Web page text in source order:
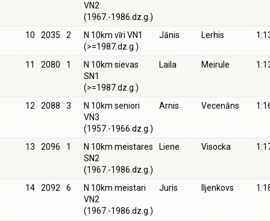
VN2
(1967.-1986.dz.g.)
10 2035 2
N 10km vīri VN1
(>=1987.dz.g.)
Jānis Lerhis
11 2080 1
N 10km sievas
SN1
(>=1987.dz.g.)
Laila Meirule
12 2088 3
N 10km seniori
VN3
(1957.-1966.dz.g.)
Arnis Vecenāns
13 2096 1
N 10km meistares
SN2
(1967.-1986.dz.g.)
Liene Visocka
14 2092 6
N 10km meistari
VN2
(1967.-1986.dz.g.)
Juris Iljenkovs